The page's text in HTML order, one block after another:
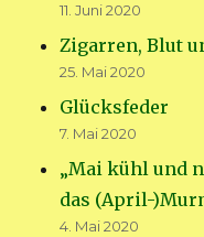
11. Juni 2020
Zigarren, Blut
25. Mai 2020
Glücksfeder
7. Mai 2020
„Mai kühl und
das (April-
4. Mai 2020